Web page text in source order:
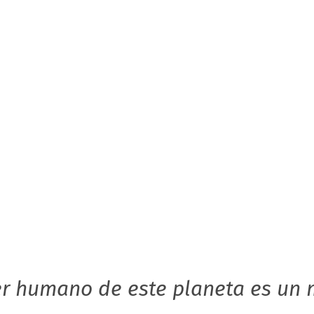
humano de este planeta es un